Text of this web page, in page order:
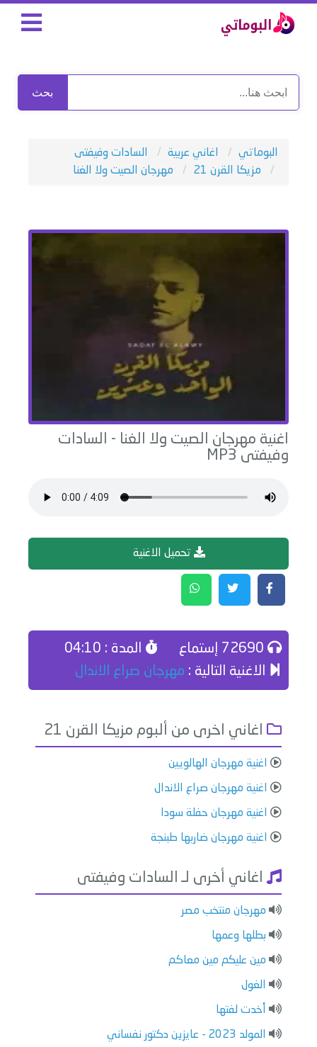
بحث
البوماتي اغاني عربية
السادات وفيفتى
مزيكا القرن 21
مهرجان الصيت ولا الغنا
اغنية مهرجان الصيت ولا الغنا -
السادات
وفيفتى
تحميل الاغنية
المدة : 04:10
الاغنية التالية : مهرجان صراع الاندال
اغاني اخرى من ألبوم مزيكا القرن 21
اغنية مهرجان الهالويين
اغنية مهرجان صراع الاندال
اغنية مهرجان حفلة سودا
اغنية مهرجان ضاربها طبنجة
اغاني أخرى لـ السادات وفيفتى
مهرجان منتخب مصر
بطلها وعمها
مين عليكم مين معاكم
الغول
أخدت لفتها
المولد 2023 - عايزين دكتور نفساني